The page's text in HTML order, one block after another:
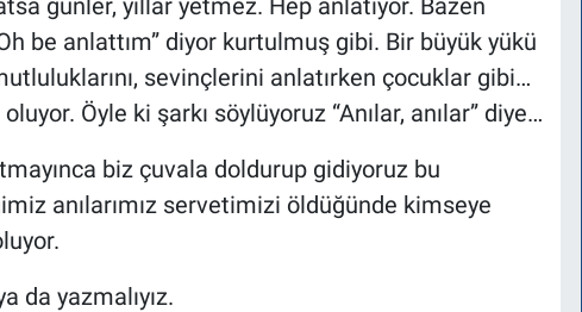
günler, yıllar yetmez. Hep anlatıyor. Bazen
be anlattım” diyor kurtulmuş gibi. Bir büyük yükü
sevinçlerini anlatırken çocuklar gibi…
Öyle ki şarkı söylüyoruz “Anılar, anılar” diye…
biz çuvala doldurup gidiyoruz bu
anılarımız servetimizi öldüğünde kimseye
da yazmalıyız.